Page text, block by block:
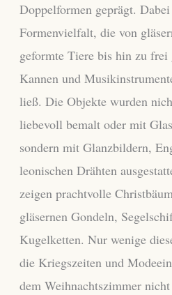
Doppelformen geprägt.
Formenvielfalt, die von
geformte Tiere bis hin zu frei
Kannen und
ließ. Die Objekte wurden
liebevoll bemalt oder mit
sondern mit Glanzbildern,
leonischen Drähten
zeigen prachtvolle
gläsernen Gondeln,
Kugelketten. Nur wenige
die Kriegszeiten und
dem Weihnachtszimmer